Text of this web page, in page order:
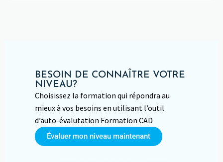
BESOIN DE CONNAÎTRE VOTRE
NIVEAU?
Choisissez la formation qui répondra au
mieux à vos besoins en utilisant l’outil
d’auto-évalutation Formation CAD
Évaluer mon niveau maintenant